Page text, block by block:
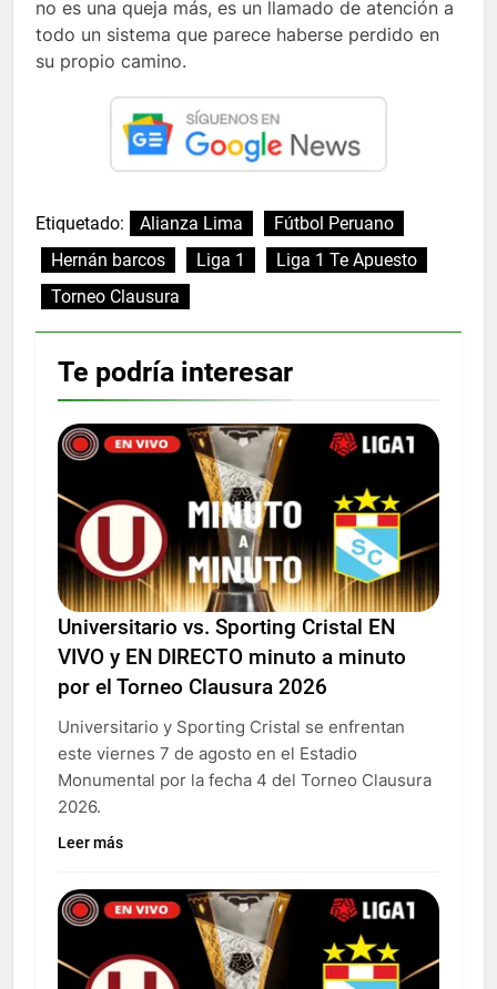
no es una queja más, es un llamado de atención a
todo un sistema que parece haberse perdido en
su propio camino.
Etiquetado: Alianza Lima
Fútbol Peruano
Hernán barcos
Liga 1
Liga 1 Te Apuesto
Torneo Clausura
Te podría interesar
Universitario vs. Sporting Cristal EN
VIVO y EN DIRECTO minuto a minuto
por el Torneo Clausura 2026
Universitario y Sporting Cristal se enfrentan
este viernes 7 de agosto en el Estadio
Monumental por la fecha 4 del Torneo Clausura
2026.
Leer más